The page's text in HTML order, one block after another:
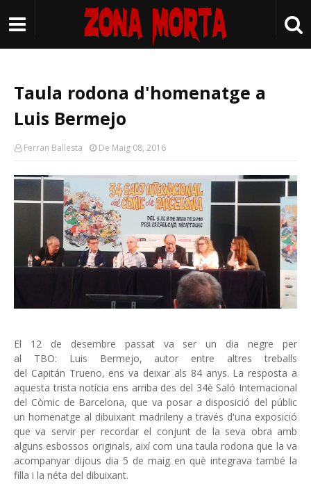
Taula rodona d'homenatge a
Luis Bermejo
Ferran Ballesta De Maig 08, 2016
El 12 de desembre passat va ser un dia negre per
al TBO: Luis Bermejo, autor entre altres treballs
del Capitán Trueno, ens va deixar als 84 anys. La resposta a
aquesta trista notícia ens arriba des del 34è Saló Internacional
del Còmic de Barcelona, ​​que va posar a disposició del públic
un homenatge al dibuixant madrileny a través d'una exposició
que va servir per recordar el conjunt de la seva obra amb
alguns esbossos originals, així com una taula rodona que la va
acompanyar dijous dia 5 de maig en què integrava també la
filla i la néta del dibuixant.